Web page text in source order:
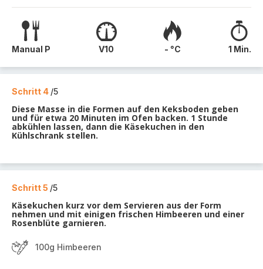
Manual P V10 - °C 1 Min.
Schritt 4 /5
Diese Masse in die Formen auf den Keksboden geben
und für etwa 20 Minuten im Ofen backen. 1 Stunde
abkühlen lassen, dann die Käsekuchen in den
Kühlschrank stellen.
Schritt 5 /5
Käsekuchen kurz vor dem Servieren aus der Form
nehmen und mit einigen frischen Himbeeren und einer
Rosenblüte garnieren.
100g Himbeeren